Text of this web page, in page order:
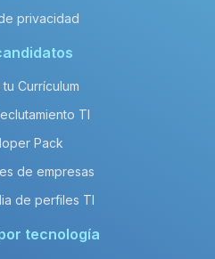
privacidad
Currículum
TI
Pack
de empresas
de perfiles TI
tecnología